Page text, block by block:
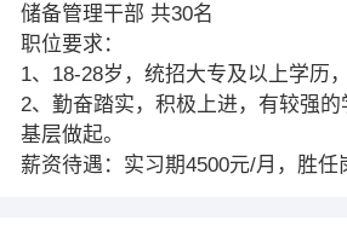
储备管理干部 共30名
职位要求：
1、18-28岁，统招大专及以上学历
2、勤奋踏实，积极上进，有较强
基层做起。
薪资待遇：实习期4500元/月，胜任